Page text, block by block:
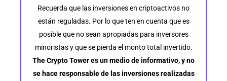
Recuerda que las inversiones en criptoactivos no
están reguladas. Por lo que ten en cuenta que es
posible que no sean apropiadas para inversores
minoristas y que se pierda el monto total invertido.
The Crypto Tower es un medio de informativo, y no
se hace responsable de las inversiones realizadas